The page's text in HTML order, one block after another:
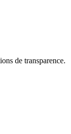
de transparence.